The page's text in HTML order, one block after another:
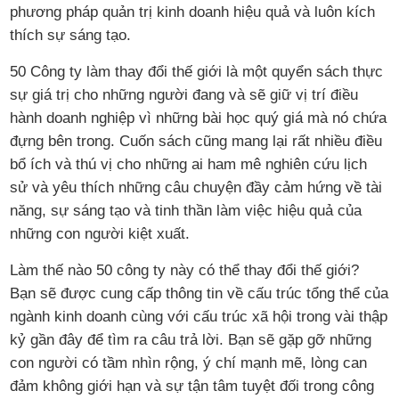
phương pháp quản trị kinh doanh hiệu quả và luôn kích
thích sự sáng tạo.
50 Công ty làm thay đổi thế giới là một quyển sách thực
sự giá trị cho những người đang và sẽ giữ vị trí điều
hành doanh nghiệp vì những bài học quý giá mà nó chứa
đựng bên trong. Cuốn sách cũng mang lại rất nhiều điều
bổ ích và thú vị cho những ai ham mê nghiên cứu lịch
sử và yêu thích những câu chuyện đầy cảm hứng về tài
năng, sự sáng tạo và tinh thần làm việc hiệu quả của
những con người kiệt xuất.
Làm thế nào 50 công ty này có thể thay đổi thế giới?
Bạn sẽ được cung cấp thông tin về cấu trúc tổng thể của
ngành kinh doanh cùng với cấu trúc xã hội trong vài thập
kỷ gần đây để tìm ra câu trả lời. Bạn sẽ gặp gỡ những
con người có tầm nhìn rộng, ý chí mạnh mẽ, lòng can
đảm không giới hạn và sự tận tâm tuyệt đối trong công